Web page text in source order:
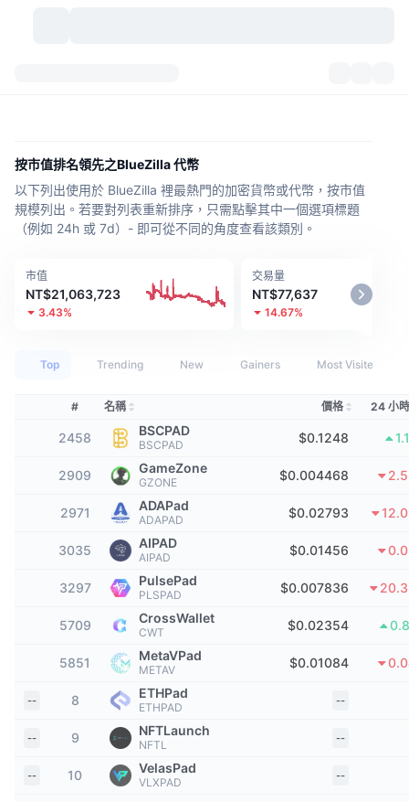
類別
歷史記錄
實體世界資產
熱門
即將推出
近期新增
社群情緒
區塊鏈排行榜
市場綜覽
現貨市場
加密貨幣數量
BNB金庫
交易所流入/流出
恐懼與貪婪指數
山寨幣季節指數
市場循環指標
比特幣市佔率
CoinMarketCap 20 指數
CoinMarketCap 100 指數
信號 New
熱門
迷因探索工具
頂級交易者
交易所
集中式交易所
現貨
現貨
衍生品
社群
直播
文章
API
加密貨幣 API
定價
資源
文檔
常見問題解答
CMC代理中心
CMC Launch
CMC Labs
CMC Max
Telegram 機器人
廣告
按市值排名領先之BlueZilla 代幣
以下列出使用於 BlueZilla 裡最熱門的加密貨幣或代幣，按市值
規模列出。若要對列表重新排序，只需點擊其中一個選項標題
（例如 24h 或 7d）- 即可從不同的角度查看該類別。
市值
NT$21,063,723
3.43%
交易量
NT$77,637
14.67%
Top Trending New Gainers Most Visited
# 名稱 價格 24 小
2458 BSCPAD
BSCPAD $0.1248
2909 GameZone
GZONE $0.004468
2971 ADAPad
ADAPAD $0.02793
3035 AIPAD
AIPAD $0.01456
3297 PulsePad
PLSPAD $0.007836
5709 CrossWallet
CWT $0.02354
5851 MetaVPad
METAV $0.01084
-- 8 ETHPad
ETHPAD --
-- 9 NFTLaunch
NFTL --
-- 10 VelasPad
VLXPAD --